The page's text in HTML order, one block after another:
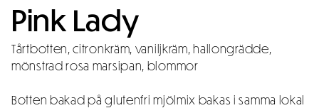
Pink Lady
Tårtbotten, citronkräm, vaniljkräm, hallongrädde,
mönstrad rosa marsipan, blommor
Botten bakad på glutenfri mjölmix bakas i samma lokal